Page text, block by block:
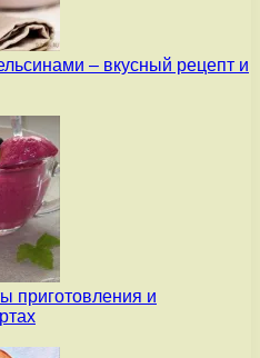
– вкусный рецепт и
приготовления и